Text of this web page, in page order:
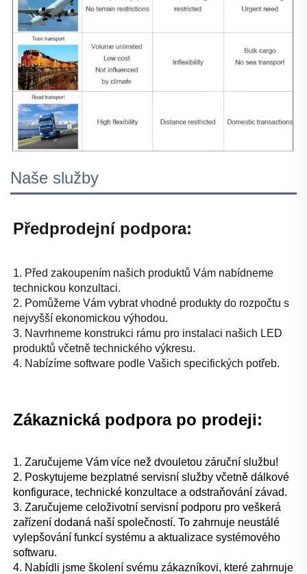
Naše služby
Předprodejní podpora:
1. Před zakoupením našich produktů Vám nabídneme
technickou konzultaci.
2. Pomůžeme Vám vybrat vhodné produkty do rozpočtu s
nejvyšší ekonomickou výhodou.
3. Navrhneme konstrukci rámu pro instalaci našich LED
produktů včetně technického výkresu.
4. Nabízíme software podle Vašich specifických potřeb.
Zákaznická podpora po prodeji:
1. Zaručujeme Vám více než dvouletou záruční službu!
2. Poskytujeme bezplatné servisní služby včetně dálkové
konfigurace, technické konzultace a odstraňování závad.
3. Zaručujeme celoživotní servisní podporu pro veškerá
zařízení dodaná naší společností. To zahrnuje neustálé
vylepšování funkcí systému a aktualizace systémového
softwaru.
4. Nabídli jsme školení svému zákazníkovi, které zahrnuje